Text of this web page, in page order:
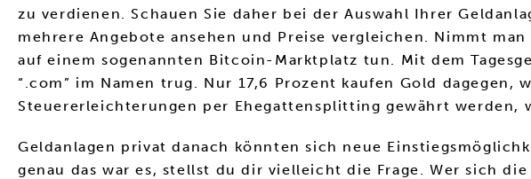
zu verdienen. Schauen Sie daher bei der Auswahl Ihrer
mehrere Angebote ansehen und Preise vergleichen. Nimmt
auf einem sogenannten Bitcoin-Marktplatz tun. Mit dem
“.com” im Namen trug. Nur 17,6 Prozent kaufen Gold
Steuererleichterungen per Ehegattensplitting gewährt
Geldanlagen privat danach könnten sich neue
genau das war es, stellst du dir vielleicht die Frage. Wer sich